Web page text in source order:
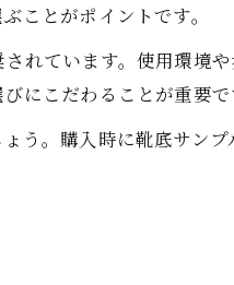
ことがポイントです。
れています。使用環境
にこだわることが重要で
う。購入時に靴底サンプ